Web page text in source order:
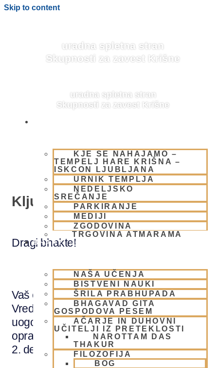
Skip to content
uradna spletna stran
Skupnosti za zavest Krišne
uradna spletna stran
Skupnosti za zavest Krišne
KJE SE NAHAJAMO –
TEMPELJ HARE KRIŠNA –
ISKCON LJUBLJANA
URNIK TEMPLJA
NEDELJSKO
SREČANJE
PARKIRANJE
MEDIJI
ZGODOVINA
TRGOVINA ATMARAMA
BHAKTI JOGA
NAŠA UČENJA
BISTVENI NAUKI
ŠRILA PRABHUPADA
BHAGAVAD GITA
GOSPODOVA PESEM
AČARJE IN DUHOVNI
UČITELJI IZ PRETEKLOSTI
NAROTTAM DAS
THAKUR
FILOZOFIJA
BOG
Ključne vrednote na duhovni
poti 2
Dragi bhakte!
Vaš odziv na 1. del tečaja Ključne
Vrednote na Duhovni Poti je bil zelo
uogoden, in mnogi, ki ste ta tečaj
opravili, ste spraševali, kdaj bo na vrsti
2. del.